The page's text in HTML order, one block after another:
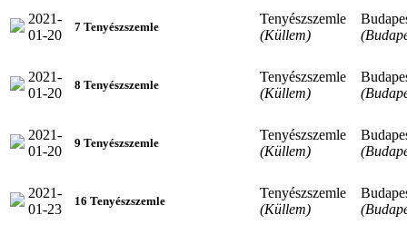
2021-
01-20
7 Tenyészszemle
Tenyészszemle
(Küllem)
2021-
01-20
8 Tenyészszemle
Tenyészszemle
(Küllem)
2021-
01-20
9 Tenyészszemle
Tenyészszemle
(Küllem)
2021-
01-23
16 Tenyészszemle
Tenyészszemle
(Küllem)